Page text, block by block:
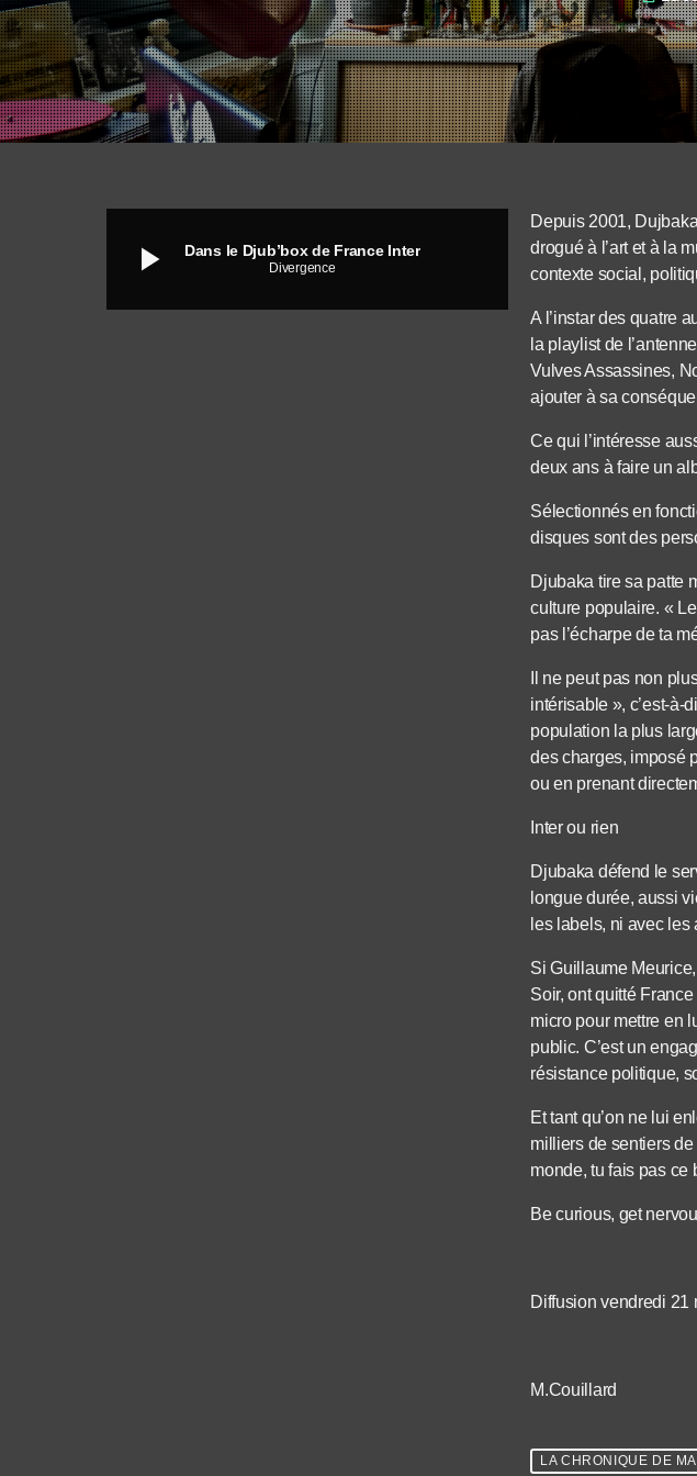
play_arrow Dans le Djub’box de France Inter
Divergence
Depuis 2001,
drogué à l’art et à la
contexte social,
A l’instar des quatre
la playlist de
Vulves Assassines,
ajouter à sa
Ce qui l’intéresse
deux ans à faire un
Sélectionnés en
disques sont des
Djubaka tire sa patte
culture populaire. «
pas l’écharpe de ta
Il ne peut pas non
intérisable », c’est-à-
population la plus
des charges, imposé
ou en prenant
Inter ou rien
Djubaka défend le
longue durée, aussi
les labels, ni avec
Si Guillaume
Soir, ont quitté
micro pour mettre en
public. C’est un
résistance politique,
Et tant qu’on ne lui
milliers de sentiers de
monde, tu fais pas ce
Be curious, get
Diffusion vendredi 21
M.Couillard
LA CHRONIQUE DE